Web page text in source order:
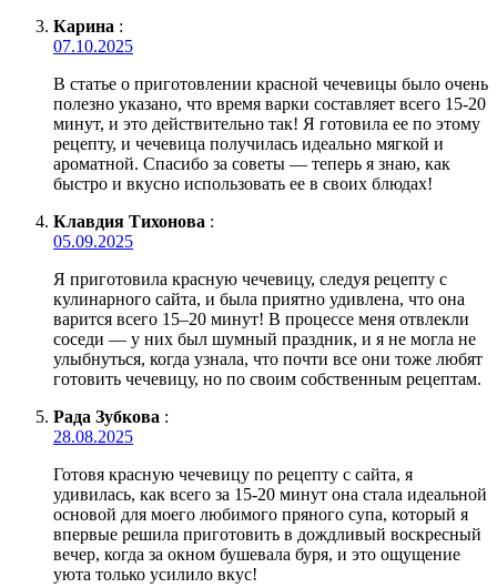
Карина :
07.10.2025
В статье о приготовлении красной чечевицы было очень
полезно указано, что время варки составляет всего 15-20
минут, и это действительно так! Я готовила ее по этому
рецепту, и чечевица получилась идеально мягкой и
ароматной. Спасибо за советы — теперь я знаю, как
быстро и вкусно использовать ее в своих блюдах!
Клавдия Тихонова :
05.09.2025
Я приготовила красную чечевицу, следуя рецепту с
кулинарного сайта, и была приятно удивлена, что она
варится всего 15–20 минут! В процессе меня отвлекли
соседи — у них был шумный праздник, и я не могла не
улыбнуться, когда узнала, что почти все они тоже любят
готовить чечевицу, но по своим собственным рецептам.
Рада Зубкова :
28.08.2025
Готовя красную чечевицу по рецепту с сайта, я
удивилась, как всего за 15-20 минут она стала идеальной
основой для моего любимого пряного супа, который я
впервые решила приготовить в дождливый воскресный
вечер, когда за окном бушевала буря, и это ощущение
уюта только усилило вкус!